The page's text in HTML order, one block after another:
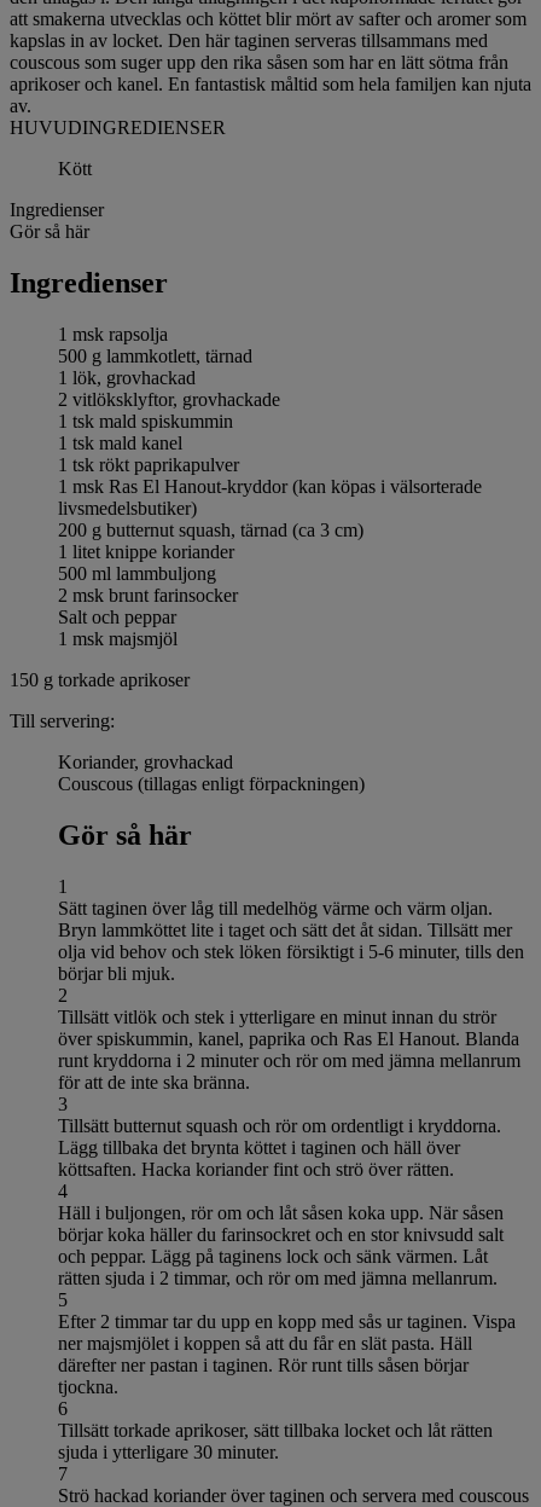
att smakerna utvecklas och köttet blir mört av safter och aromer som
kapslas in av locket. Den här taginen serveras tillsammans med
couscous som suger upp den rika såsen som har en lätt sötma från
aprikoser och kanel. En fantastisk måltid som hela familjen kan njuta
av.
HUVUDINGREDIENSER
Kött
Ingredienser
Gör så här
Ingredienser
1 msk rapsolja
500 g lammkotlett, tärnad
1 lök, grovhackad
2 vitlöksklyftor, grovhackade
1 tsk mald spiskummin
1 tsk mald kanel
1 tsk rökt paprikapulver
1 msk Ras El Hanout-kryddor (kan köpas i välsorterade
livsmedelsbutiker)
200 g butternut squash, tärnad (ca 3 cm)
1 litet knippe koriander
500 ml lammbuljong
2 msk brunt farinsocker
Salt och peppar
1 msk majsmjöl
150 g torkade aprikoser
Till servering:
Koriander, grovhackad
Couscous (tillagas enligt förpackningen)
Gör så här
1
Sätt taginen över låg till medelhög värme och värm oljan.
Bryn lammköttet lite i taget och sätt det åt sidan. Tillsätt mer
olja vid behov och stek löken försiktigt i 5-6 minuter, tills den
börjar bli mjuk.
2
Tillsätt vitlök och stek i ytterligare en minut innan du strör
över spiskummin, kanel, paprika och Ras El Hanout. Blanda
runt kryddorna i 2 minuter och rör om med jämna mellanrum
för att de inte ska bränna.
3
Tillsätt butternut squash och rör om ordentligt i kryddorna.
Lägg tillbaka det brynta köttet i taginen och häll över
köttsaften. Hacka koriander fint och strö över rätten.
4
Häll i buljongen, rör om och låt såsen koka upp. När såsen
börjar koka häller du farinsockret och en stor knivsudd salt
och peppar. Lägg på taginens lock och sänk värmen. Låt
rätten sjuda i 2 timmar, och rör om med jämna mellanrum.
5
Efter 2 timmar tar du upp en kopp med sås ur taginen. Vispa
ner majsmjölet i koppen så att du får en slät pasta. Häll
därefter ner pastan i taginen. Rör runt tills såsen börjar
tjockna.
6
Tillsätt torkade aprikoser, sätt tillbaka locket och låt rätten
sjuda i ytterligare 30 minuter.
7
Strö hackad koriander över taginen och servera med couscous